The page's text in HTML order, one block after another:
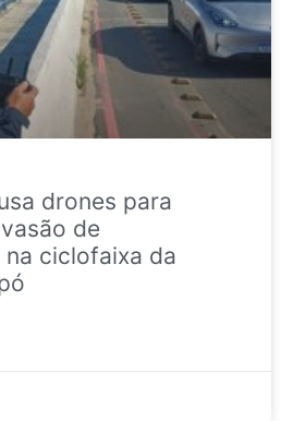
drones para
de
ciclofaixa da